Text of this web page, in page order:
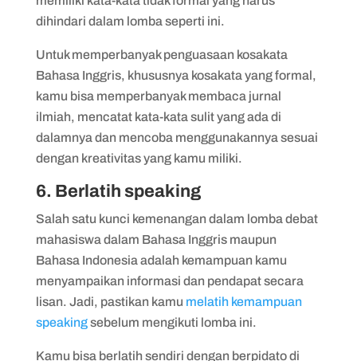
dihindari dalam lomba seperti ini.
Untuk memperbanyak penguasaan kosakata
Bahasa Inggris, khususnya kosakata yang formal,
kamu bisa memperbanyak membaca jurnal
ilmiah, mencatat kata-kata sulit yang ada di
dalamnya dan mencoba menggunakannya sesuai
dengan kreativitas yang kamu miliki.
6. Berlatih speaking
Salah satu kunci kemenangan dalam lomba debat
mahasiswa dalam Bahasa Inggris maupun
Bahasa Indonesia adalah kemampuan kamu
menyampaikan informasi dan pendapat secara
lisan. Jadi, pastikan kamu melatih kemampuan
speakingsebelum mengikuti lomba ini.
Kamu bisa berlatih sendiri dengan berpidato di